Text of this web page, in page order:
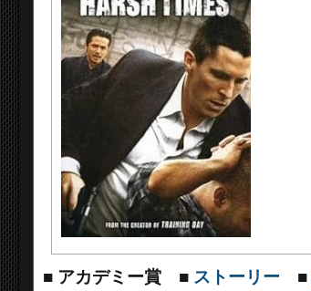
■ アカデミー賞 ■ ストーリー ■